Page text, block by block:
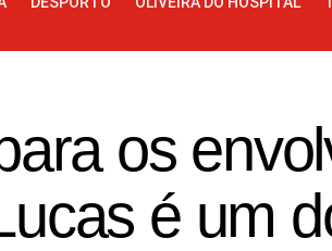
os
é um